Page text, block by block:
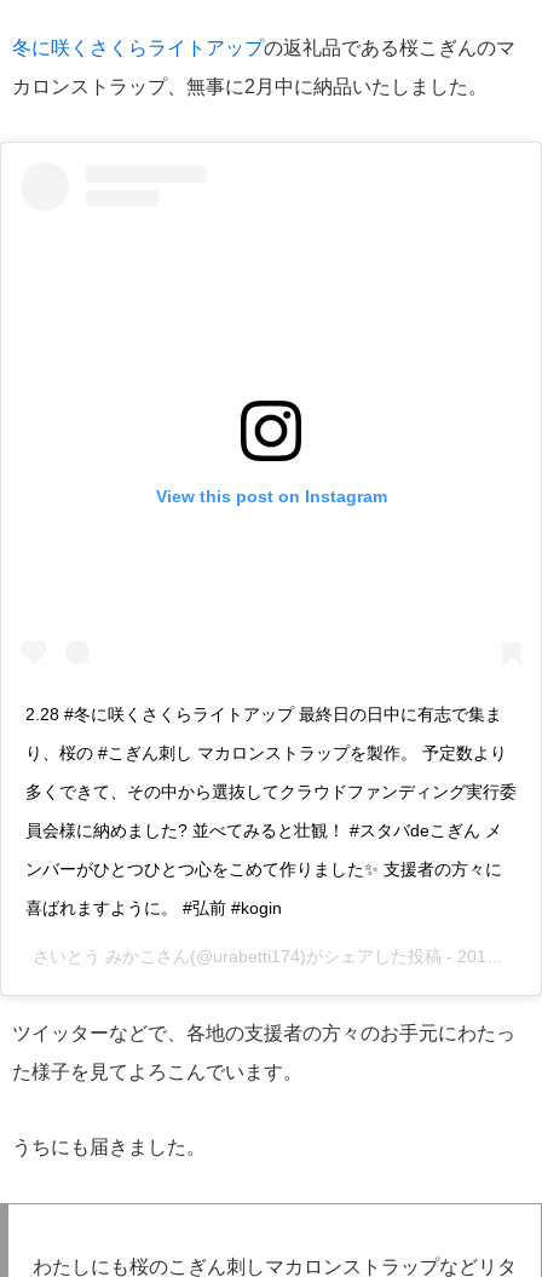
冬に咲くさくらライトアップの返礼品である桜こぎんのマ
カロンストラップ、無事に2月中に納品いたしました。
View this post on Instagram
2.28 #冬に咲くさくらライトアップ 最終日の日中に有志で集ま
り、桜の #こぎん刺し マカロンストラップを製作。 予定数より
多くできて、その中から選抜してクラウドファンディング実行委
員会様に納めました? 並べてみると壮観！ #スタバdeこぎん メ
ンバーがひとつひとつ心をこめて作りました✨ 支援者の方々に
喜ばれますように。 #弘前 #kogin
さいとう みかこ さん(@urabetti174)がシェアした投稿 - 2019年 3月月2日午後2時29分PST
ツイッターなどで、各地の支援者の方々のお手元にわたっ
た様子を見てよろこんでいます。
うちにも届きました。
わたしにも桜のこぎん刺しマカロンストラップなどリタ